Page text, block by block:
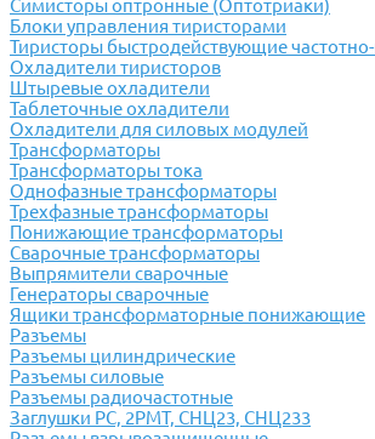
Симисторы оптронные (Оптотриаки)
Блоки управления тиристорами
Тиристоры быстродействующие
Охладители тиристоров
Штыревые охладители
Таблеточные охладители
Охладители для силовых модулей
Трансформаторы
Трансформаторы тока
Однофазные трансформаторы
Трехфазные трансформаторы
Понижающие трансформаторы
Сварочные трансформаторы
Выпрямители сварочные
Генераторы сварочные
Ящики трансформаторные понижающие
Разъемы
Разъемы цилиндрические
Разъемы силовые
Разъемы радиочастотные
Заглушки РС, 2РМТ, СНЦ23, СНЦ233